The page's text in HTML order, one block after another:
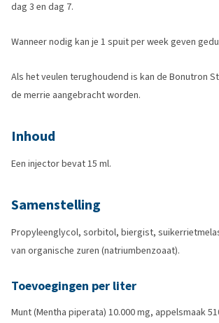
dag 3 en dag 7.
Wanneer nodig kan je 1 spuit per week geven
Als het veulen terughoudend is kan de Bonutron
de merrie aangebracht worden.
Inhoud
Een injector bevat 15 ml.
Samenstelling
Propyleenglycol, sorbitol, biergist,
van organische zuren (natriumbenzoaat).
Toevoegingen per liter
Munt (Mentha piperata) 10.000 mg, appelsmaak